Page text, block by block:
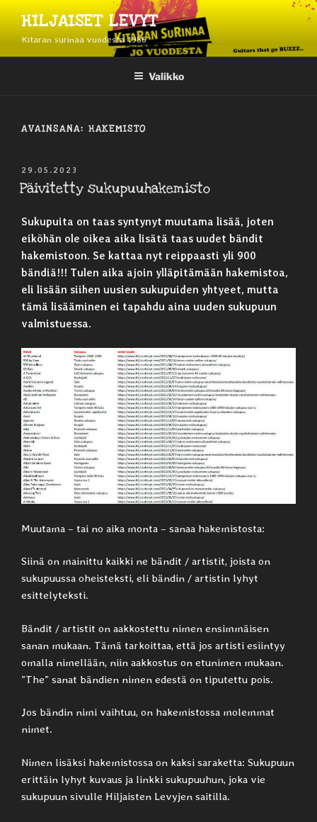
sisältöönHILJAISET LEVYT
Kitaran surinaa vuodesta 1986
Valikko
AVAINSANA: HAKEMISTO
JULKAISTU
29.05.2023
Päivitetty sukupuuhakemisto
Sukupuita on taas syntynyt muutama lisää, joten
eiköhän ole oikea aika lisätä taas uudet bändit
hakemistoon. Se kattaa nyt reippaasti yli 900
bändiä!!! Tulen aika ajoin ylläpitämään hakemistoa,
eli lisään siihen uusien sukupuiden yhtyeet, mutta
tämä lisääminen ei tapahdu aina uuden sukupuun
valmistuessa.
Muutama – tai no aika monta – sanaa hakemistosta:
Siinä on mainittu kaikki ne bändit / artistit, joista on
sukupuussa oheisteksti, eli bändin / artistin lyhyt
esittelyteksti.
Bändit / artistit on aakkostettu nimen ensimmäisen
sanan mukaan. Tämä tarkoittaa, että jos artisti esiintyy
omalla nimellään, niin aakkostus on etunimen mukaan.
”The” sanat bändien nimen edestä on tiputettu pois.
Jos bändin nimi vaihtuu, on hakemistossa molemmat
nimet.
Nimen lisäksi hakemistossa on kaksi saraketta: Sukupuun
erittäin lyhyt kuvaus ja linkki sukupuuhun, joka vie
sukupuun sivulle Hiljaisten Levyjen saitilla.